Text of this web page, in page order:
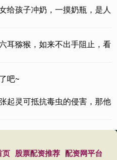
给孩子冲奶，一摸奶瓶，是人
耳猕猴，如来不出手阻止，看
吧~
起灵可抵抗毒虫的侵害，那他
页 股票配资推荐 配资网平台